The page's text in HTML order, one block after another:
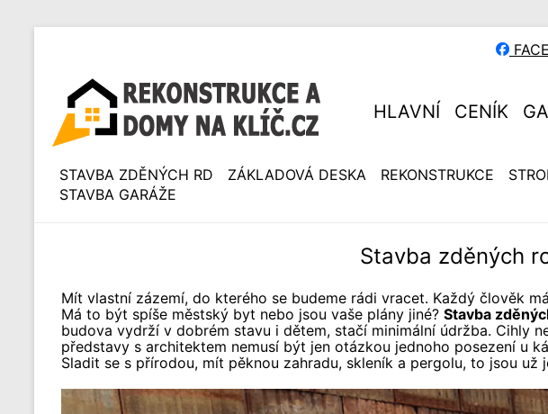
HLAVNÍ CENÍK
STAVBA ZDĚNÝCH RD ZÁKLADOVÁ DESKA REKONSTRUKCE
STAVBA GARÁŽE
Stavba zděných
Mít vlastní zázemí, do kterého se budeme rádi vracet. Každý člověk
Má to být spíše městský byt nebo jsou vaše plány jiné? Stavba
budova vydrží v dobrém stavu i dětem, stačí minimální údržba. Cihly
představy s architektem nemusí být jen otázkou jednoho posezení u
Sladit se s přírodou, mít pěknou zahradu, skleník a pergolu, to jsou už